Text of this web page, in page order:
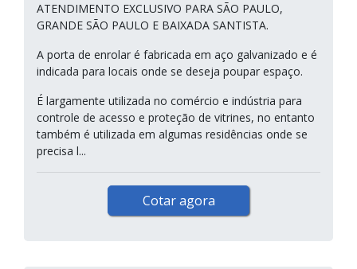
ATENDIMENTO EXCLUSIVO PARA SÃO PAULO,
GRANDE SÃO PAULO E BAIXADA SANTISTA.
A porta de enrolar é fabricada em aço galvanizado e é
indicada para locais onde se deseja poupar espaço.
É largamente utilizada no comércio e indústria para
controle de acesso e proteção de vitrines, no entanto
também é utilizada em algumas residências onde se
precisa l...
Cotar agora